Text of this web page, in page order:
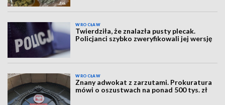
WROCŁAW
Twierdziła, że znalazła pusty plecak.
Policjanci szybko zweryfikowali jej wersję
WROCŁAW
Znany adwokat z zarzutami. Prokuratura
mówi o oszustwach na ponad 500 tys. zł